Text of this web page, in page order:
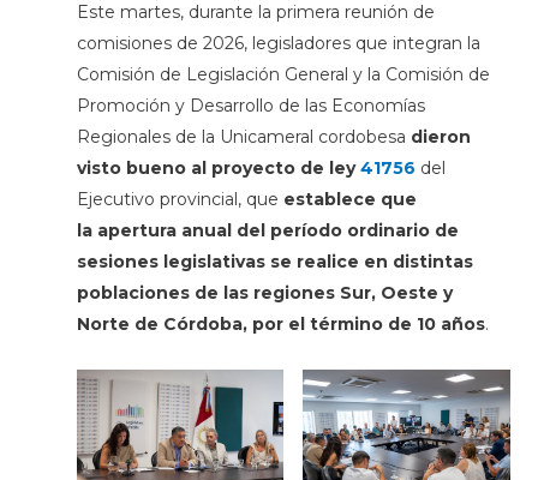
Este martes, durante la primera reunión de
comisiones de 2026, legisladores que integran la
Comisión de Legislación General y la Comisión de
Promoción y Desarrollo de las Economías
Regionales de la Unicameral cordobesa dieron
visto bueno al proyecto de ley 41756 del
Ejecutivo provincial, que establece que
la apertura anual del período ordinario de
sesiones legislativas se realice en distintas
poblaciones de las regiones Sur, Oeste y
Norte de Córdoba, por el término de 10 años.